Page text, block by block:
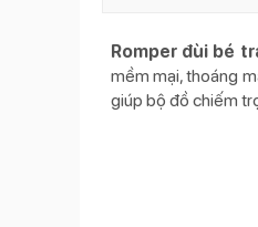
Romper đùi bé
mềm mại, thoáng
giúp bộ đồ chiếm